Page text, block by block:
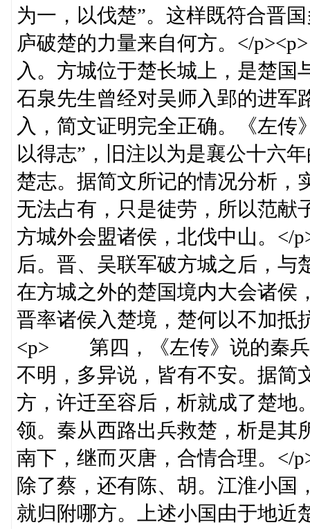
为一，以伐楚”。这样既符合晋
庐破楚的力量来自何方。</
入。方城位于楚长城上，是楚
石泉先生曾经对吴师入郢的进军
入，简文证明完全正确。《左传
以得志”，旧注以为是襄公十六
楚志。据简文所记的情况分析，
无法占有，只是徒劳，所以范献
方城外会盟诸侯，北伐中山。
后。晋、吴联军破方城之后，与
在方城之外的楚国境内大会诸侯
晋率诸侯入楚境，楚何以不加抵
<p> 第四，《左传》说的秦兵
不明，多异说，皆有不安。据简
方，许迁至容后，析就成了楚地
领。秦从西路出兵救楚，析是其
南下，继而灭唐，合情合理。
除了蔡，还有陈、胡。江淮小国
就归附哪方。上述小国由于地近